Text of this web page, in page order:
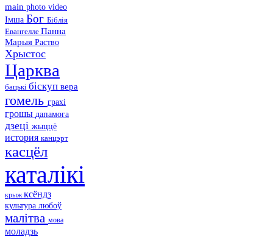
main photo video
Імша Бог Біблія
Евангелле Панна
Марыя Раство
Хрыстос
Царква
бацькі біскуп вера
гомель грахі
грошы дапамога
дзеці жыццё
история канцэрт
касцёл
каталікі
крыж ксёндз
культура любоў
малітва мова
моладзь